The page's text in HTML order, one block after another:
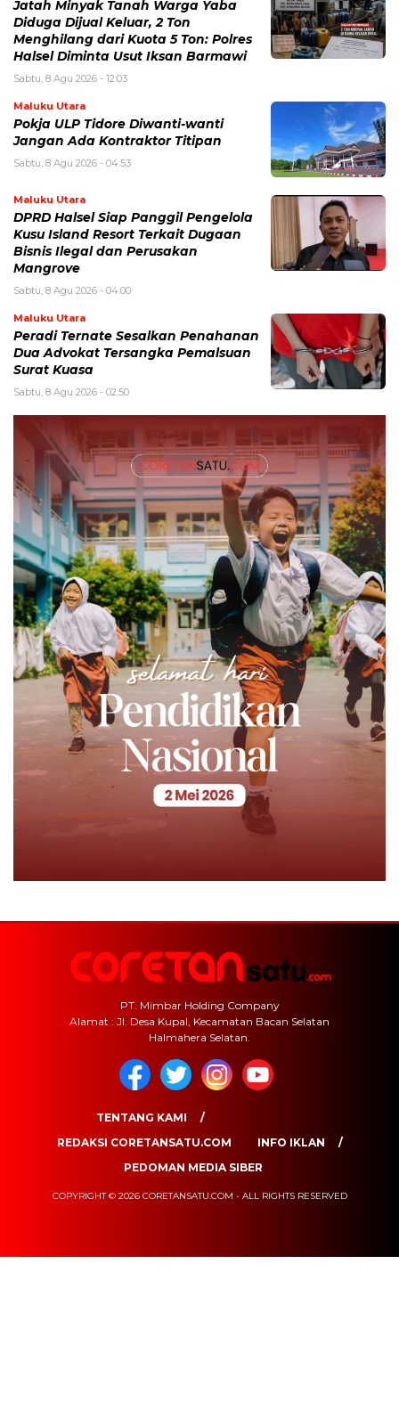
Jatah Minyak Tanah Warga Yaba
Diduga Dijual Keluar, 2 Ton
Menghilang dari Kuota 5 Ton: Polres
Halsel Diminta Usut Iksan Barmawi
Sabtu, 8 Agu 2026 - 12:03
Maluku Utara
Pokja ULP Tidore Diwanti-wanti
Jangan Ada Kontraktor Titipan
Sabtu, 8 Agu 2026 - 04:53
Maluku Utara
DPRD Halsel Siap Panggil Pengelola
Kusu Island Resort Terkait Dugaan
Bisnis Ilegal dan Perusakan
Mangrove
Sabtu, 8 Agu 2026 - 04:00
Maluku Utara
Peradi Ternate Sesalkan Penahanan
Dua Advokat Tersangka Pemalsuan
Surat Kuasa
Sabtu, 8 Agu 2026 - 02:50
PT. Mimbar Holding Company
Alamat : Jl. Desa Kupal, Kecamatan Bacan Selatan
Halmahera Selatan.
TENTANG KAMI
REDAKSI CORETANSATU.COM
INFO IKLAN
PEDOMAN MEDIA SIBER
COPYRIGHT © 2026 CORETANSATU.COM - ALL RIGHTS RESERVED